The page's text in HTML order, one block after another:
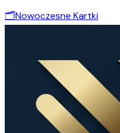
🗂️Nowoczesne Kartki